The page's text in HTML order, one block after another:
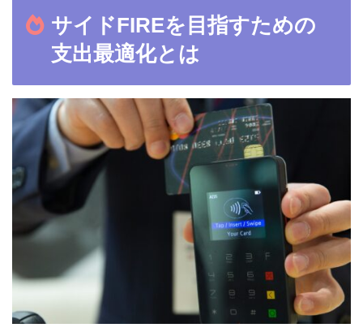
サイドFIREを目指すための
支出最適化とは